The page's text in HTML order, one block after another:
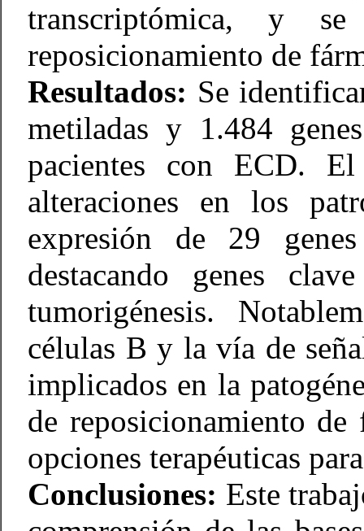
transcriptómica, y
reposicionamiento de
Resultados: Se
metiladas y 1.484
pacientes con ECD.
alteraciones en los
expresión de 29
destacando genes
tumorigénesis.
células B y la vía de
implicados en la
de reposicionamiento
opciones terapéuticas
Conclusiones: Este